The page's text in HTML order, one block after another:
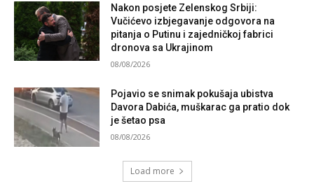
Nakon posjete Zelenskog Srbiji:
Vučićevo izbjegavanje odgovora na
pitanja o Putinu i zajedničkoj fabrici
dronova sa Ukrajinom
08/08/2026
Pojavio se snimak pokušaja ubistva
Davora Dabića, muškarac ga pratio dok
je šetao psa
08/08/2026
Load more